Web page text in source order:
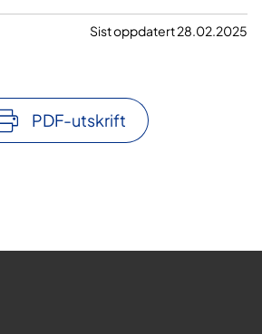
Sist oppdatert 28.02.2025
PDF-utskrift